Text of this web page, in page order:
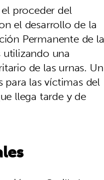
proceder del
el desarrollo de la
Permanente de la
una
de las urnas. Un
las víctimas del
llega tarde y de